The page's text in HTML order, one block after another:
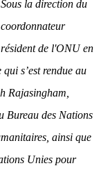
Sous la direction du
coordonnateur
résident de l'ONU en
s’est rendue au
Rajasingham,
Bureau des Nations
ainsi que
Unies pour